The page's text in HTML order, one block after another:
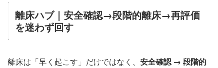
離床ハブ｜安全確認→段階的離床→再評価
を迷わず回す
離床は「早く起こす」だけではなく、 安全確認 → 段階的